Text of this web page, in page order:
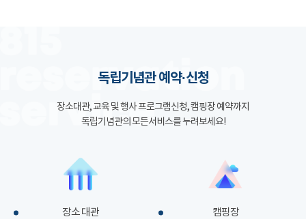
독립기념관 예약·신청
장소대관, 교육 및 행사 프로그램신청, 캠핑장 예약까지
독립기념관의 모든서비스를 누려보세요!
장소 대관 캠핑장